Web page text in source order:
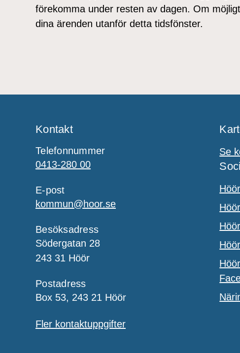
förekomma under resten av dagen. Om
dina ärenden utanför detta tidsfönster.
Kontakt
Telefonnummer
0413-280 00
E-post
kommun@hoor.se
Besöksadress
Södergatan 28
243 31 Höör
Postadress
Box 53, 243 21 Höör
Fler kontaktuppgifter
Se